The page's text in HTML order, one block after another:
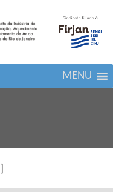
MENU